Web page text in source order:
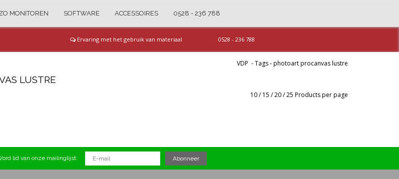
MONITOREN SOFTWARE ACCESSOIRES 0528 - 236 788
Ervaring met het gebruik van materiaal 0528 - 236 788
VDP -Tags-photoart procanvas lustre
LUSTRE
10/15 /20/25 Products per page
lid van onze mailinglijst: